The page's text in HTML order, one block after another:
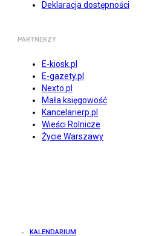
Deklaracja dostępności
PARTNERZY
E-kiosk.pl
E-gazety.pl
Nexto.pl
Mała księgowość
Kancelarierp.pl
Wieści Rolnicze
Życie Warszawy
KALENDARIUM